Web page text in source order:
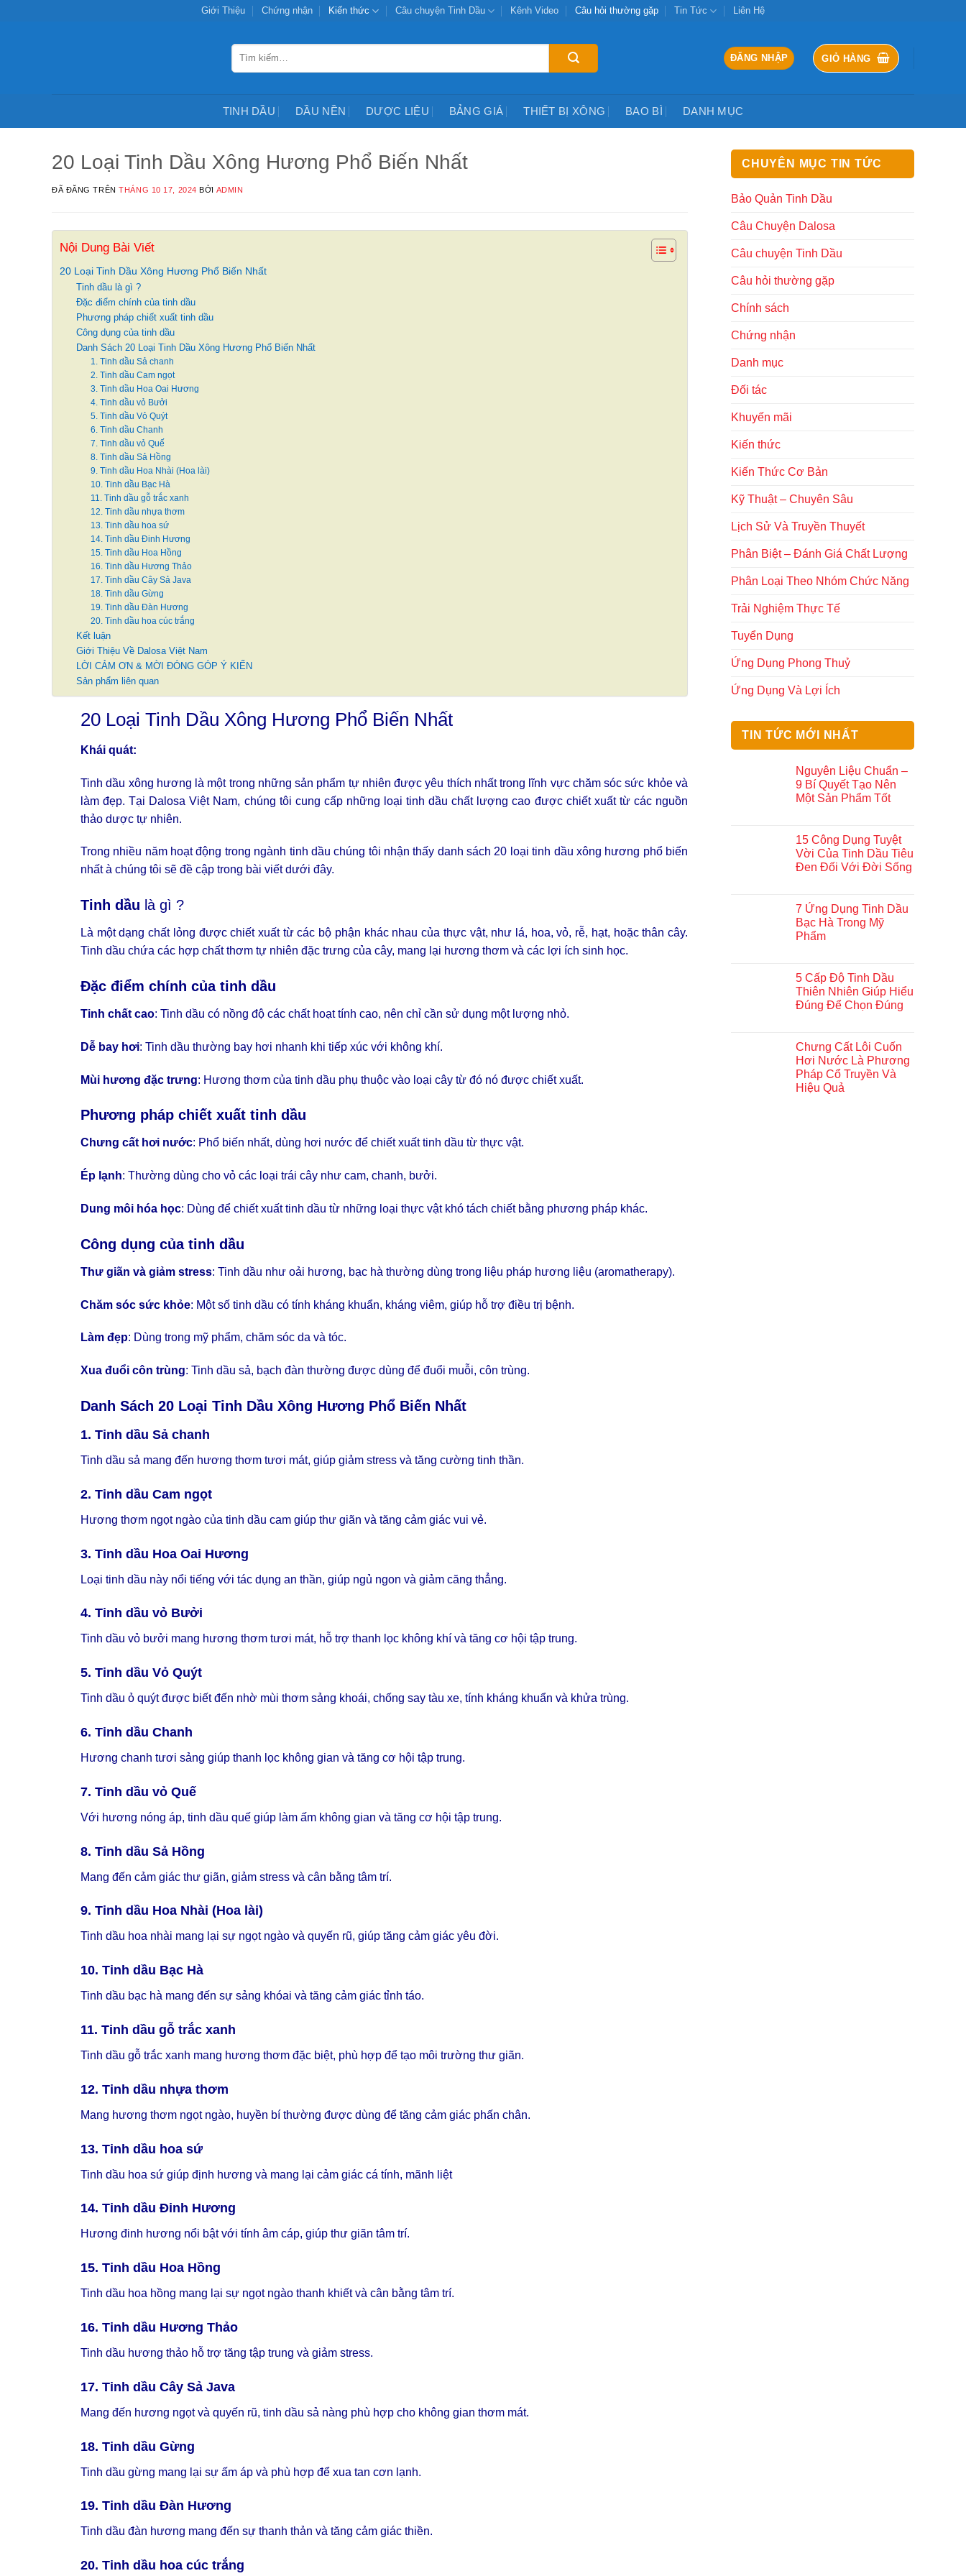
Giới Thiệu Chứng nhận Kiến thức Câu chuyện Tinh Dầu Kênh Video Câu hỏi thường gặp Tin Tức Liên Hệ
Tìm
kiếm:
ĐĂNG NHẬP GIỎ HÀNG
TINH DẦU DẦU NỀN DƯỢC LIỆU BẢNG GIÁ THIẾT BỊ XÔNG BAO BÌ DANH MỤC
20 Loại Tinh Dầu Xông Hương Phổ Biến Nhất
ĐÃ ĐĂNG TRÊNTHÁNG 10 17, 2024 BỞI ADMIN
Nội Dung Bài Viết
20 Loại Tinh Dầu Xông Hương Phổ Biến Nhất
Tinh dầu là gì ?
Đặc điểm chính của tinh dầu
Phương pháp chiết xuất tinh dầu
Công dụng của tinh dầu
Danh Sách 20 Loại Tinh Dầu Xông Hương Phổ Biến Nhất
1. Tinh dầu Sả chanh
2. Tinh dầu Cam ngọt
3. Tinh dầu Hoa Oai Hương
4. Tinh dầu vỏ Bưởi
5. Tinh dầu Vỏ Quýt
6. Tinh dầu Chanh
7. Tinh dầu vỏ Quế
8. Tinh dầu Sả Hồng
9. Tinh dầu Hoa Nhài (Hoa lài)
10. Tinh dầu Bạc Hà
11. Tinh dầu gỗ trắc xanh
12. Tinh dầu nhựa thơm
13. Tinh dầu hoa sứ
14. Tinh dầu Đinh Hương
15. Tinh dầu Hoa Hồng
16. Tinh dầu Hương Thảo
17. Tinh dầu Cây Sả Java
18. Tinh dầu Gừng
19. Tinh dầu Đàn Hương
20. Tinh dầu hoa cúc trắng
Kết luận
Giới Thiệu Về Dalosa Việt Nam
LỜI CẢM ƠN & MỜI ĐÓNG GÓP Ý KIẾN
Sản phẩm liên quan
20 Loại Tinh Dầu Xông Hương Phổ Biến Nhất
Khái quát:
Tinh dầu xông hương là một trong những sản phẩm tự nhiên được yêu thích nhất trong lĩnh vực chăm sóc sức khỏe và
làm đẹp. Tại Dalosa Việt Nam, chúng tôi cung cấp những loại tinh dầu chất lượng cao được chiết xuất từ các nguồn
thảo dược tự nhiên.
Trong nhiều năm hoạt động trong ngành tinh dầu chúng tôi nhận thấy danh sách 20 loại tinh dầu xông hương phổ biến
nhất à chúng tôi sẽ đề cập trong bài viết dưới đây.
Tinh dầu là gì ?
Là một dạng chất lỏng được chiết xuất từ các bộ phận khác nhau của thực vật, như lá, hoa, vỏ, rễ, hạt, hoặc thân cây.
Tinh dầu chứa các hợp chất thơm tự nhiên đặc trưng của cây, mang lại hương thơm và các lợi ích sinh học.
Đặc điểm chính của tinh dầu
Tinh chất cao: Tinh dầu có nồng độ các chất hoạt tính cao, nên chỉ cần sử dụng một lượng nhỏ.
Dễ bay hơi: Tinh dầu thường bay hơi nhanh khi tiếp xúc với không khí.
Mùi hương đặc trưng: Hương thơm của tinh dầu phụ thuộc vào loại cây từ đó nó được chiết xuất.
Phương pháp chiết xuất tinh dầu
Chưng cất hơi nước: Phổ biến nhất, dùng hơi nước để chiết xuất tinh dầu từ thực vật.
Ép lạnh: Thường dùng cho vỏ các loại trái cây như cam, chanh, bưởi.
Dung môi hóa học: Dùng để chiết xuất tinh dầu từ những loại thực vật khó tách chiết bằng phương pháp khác.
Công dụng của tinh dầu
Thư giãn và giảm stress: Tinh dầu như oải hương, bạc hà thường dùng trong liệu pháp hương liệu (aromatherapy).
Chăm sóc sức khỏe: Một số tinh dầu có tính kháng khuẩn, kháng viêm, giúp hỗ trợ điều trị bệnh.
Làm đẹp: Dùng trong mỹ phẩm, chăm sóc da và tóc.
Xua đuổi côn trùng: Tinh dầu sả, bạch đàn thường được dùng để đuổi muỗi, côn trùng.
Danh Sách 20 Loại Tinh Dầu Xông Hương Phổ Biến Nhất
1. Tinh dầu Sả chanh
Tinh dầu sả mang đến hương thơm tươi mát, giúp giảm stress và tăng cường tinh thần.
2. Tinh dầu Cam ngọt
Hương thơm ngọt ngào của tinh dầu cam giúp thư giãn và tăng cảm giác vui vẻ.
3. Tinh dầu Hoa Oai Hương
Loại tinh dầu này nổi tiếng với tác dụng an thần, giúp ngủ ngon và giảm căng thẳng.
4. Tinh dầu vỏ Bưởi
Tinh dầu vỏ bưởi mang hương thơm tươi mát, hỗ trợ thanh lọc không khí và tăng cơ hội tập trung.
5. Tinh dầu Vỏ Quýt
Tinh dầu ỏ quýt được biết đến nhờ mùi thơm sảng khoái, chống say tàu xe, tính kháng khuẩn và khửa trùng.
6. Tinh dầu Chanh
Hương chanh tươi sảng giúp thanh lọc không gian và tăng cơ hội tập trung.
7. Tinh dầu vỏ Quế
Với hương nóng áp, tinh dầu quế giúp làm ấm không gian và tăng cơ hội tập trung.
8. Tinh dầu Sả Hồng
Mang đến cảm giác thư giãn, giảm stress và cân bằng tâm trí.
9. Tinh dầu Hoa Nhài (Hoa lài)
Tinh dầu hoa nhài mang lại sự ngọt ngào và quyến rũ, giúp tăng cảm giác yêu đời.
10. Tinh dầu Bạc Hà
Tinh dầu bạc hà mang đến sự sảng khóai và tăng cảm giác tỉnh táo.
11. Tinh dầu gỗ trắc xanh
Tinh dầu gỗ trắc xanh mang hương thơm đặc biệt, phù hợp để tạo môi trường thư giãn.
12. Tinh dầu nhựa thơm
Mang hương thơm ngọt ngào, huyền bí thường được dùng để tăng cảm giác phấn chân.
13. Tinh dầu hoa sứ
Tinh dầu hoa sứ giúp định hương và mang lại cảm giác cá tính, mãnh liệt
14. Tinh dầu Đinh Hương
Hương đinh hương nổi bật với tính âm cáp, giúp thư giãn tâm trí.
15. Tinh dầu Hoa Hồng
Tinh dầu hoa hồng mang lại sự ngọt ngào thanh khiết và cân bằng tâm trí.
16. Tinh dầu Hương Thảo
Tinh dầu hương thảo hỗ trợ tăng tập trung và giảm stress.
17. Tinh dầu Cây Sả Java
Mang đến hương ngọt và quyến rũ, tinh dầu sả nàng phù hợp cho không gian thơm mát.
18. Tinh dầu Gừng
Tinh dầu gừng mang lại sự ấm áp và phù hợp để xua tan cơn lạnh.
19. Tinh dầu Đàn Hương
Tinh dầu đàn hương mang đến sự thanh thản và tăng cảm giác thiền.
20. Tinh dầu hoa cúc trắng
CHUYÊN MỤC TIN TỨC
Bảo Quản Tinh Dầu
Câu Chuyện Dalosa
Câu chuyện Tinh Dầu
Câu hỏi thường gặp
Chính sách
Chứng nhận
Danh mục
Đối tác
Khuyến mãi
Kiến thức
Kiến Thức Cơ Bản
Kỹ Thuật – Chuyên Sâu
Lịch Sử Và Truyền Thuyết
Phân Biệt – Đánh Giá Chất Lượng
Phân Loại Theo Nhóm Chức Năng
Trải Nghiệm Thực Tế
Tuyển Dụng
Ứng Dụng Phong Thuỷ
Ứng Dụng Và Lợi Ích
TIN TỨC MỚI NHẤT
Nguyên Liệu Chuẩn –
9 Bí Quyết Tạo Nên
Một Sản Phẩm Tốt
15 Công Dụng Tuyệt
Vời Của Tinh Dầu Tiêu
Đen Đối Với Đời Sống
7 Ứng Dụng Tinh Dầu
Bạc Hà Trong Mỹ
Phẩm
5 Cấp Độ Tinh Dầu
Thiên Nhiên Giúp Hiểu
Đúng Để Chọn Đúng
Chưng Cất Lôi Cuốn
Hơi Nước Là Phương
Pháp Cổ Truyền Và
Hiệu Quả